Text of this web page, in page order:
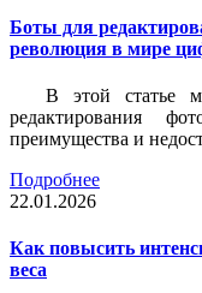
Боты для
революция в мире
В этой статье
редактирования
преимущества и
Подробнее
22.01.2026
Как повысить
веса